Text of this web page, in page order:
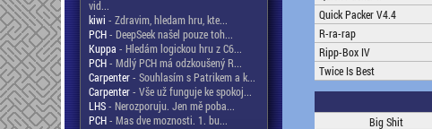
vid...
kiwi - Zdravim, hledam hru, kte...
PCH- DeepSeek našel pouze toh...
Kuppa - Hledám logickou hru z C6...
PCH- Mdlý PCH má odzkoušený R...
Carpenter- Souhlasím s Patrikem a k...
Carpenter- Vše už funguje ke spokoj...
LHS- Nerozporuju. Jen mě poba...
PCH- Mas dve moznosti. 1. bu...
Quick Packer V4.4
R-ra-rap
Ripp-Box IV
Twice Is Best
Big Shit